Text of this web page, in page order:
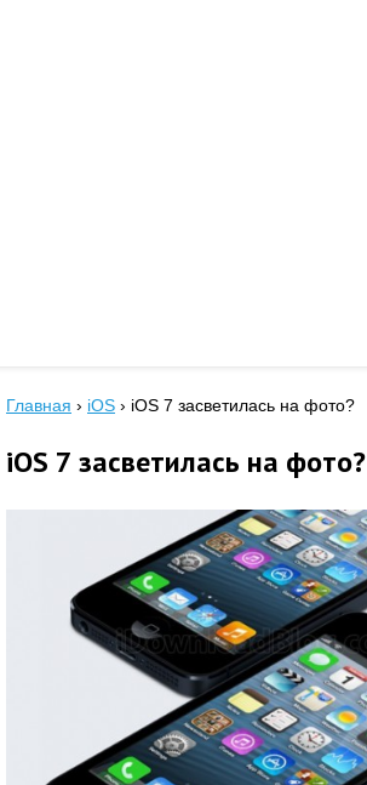
Главная › iOS › iOS 7 засветилась на фото?
iOS 7 засветилась на фото?